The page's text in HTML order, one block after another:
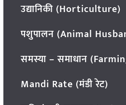
उद्यानिकी (Horticulture)
पशुपालन (Animal
समस्या – समाधान
Mandi Rate (मंडी रेट)